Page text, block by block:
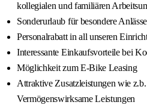
kollegialen und familiären
Sonderurlaub für besondere Anlässe
Personalrabatt in all unseren
Interessante Einkaufsvorteile bei
Möglichkeit zum E-Bike Leasing
Attraktive Zusatzleistungen wie
Vermögenswirksame Leistungen